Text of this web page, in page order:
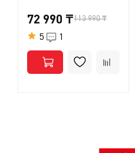
72 990 ₸113 990 ₸
5 1